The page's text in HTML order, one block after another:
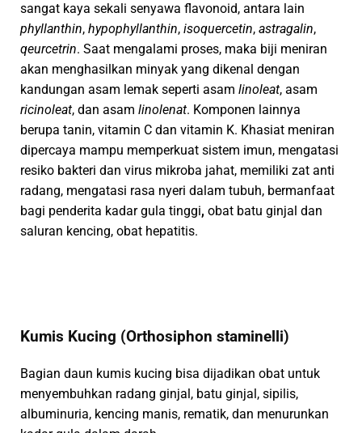
sangat kaya sekali senyawa flavonoid, antara lain
phyllanthin, hypophyllanthin, isoquercetin, astragalin,
qeurcetrin. Saat mengalami proses, maka biji meniran
akan menghasilkan minyak yang dikenal dengan
kandungan asam lemak seperti asam linoleat, asam
ricinoleat, dan asam linolenat. Komponen lainnya
berupa tanin, vitamin C dan vitamin K. Khasiat meniran
dipercaya mampu memperkuat sistem imun, mengatasi
resiko bakteri dan virus mikroba jahat, memiliki zat anti
radang, mengatasi rasa nyeri dalam tubuh, bermanfaat
bagi penderita kadar gula tinggi, obat batu ginjal dan
saluran kencing, obat hepatitis.
Kumis Kucing (Orthosiphon staminelli)
Bagian daun kumis kucing bisa dijadikan obat untuk
menyembuhkan radang ginjal, batu ginjal, sipilis,
albuminuria, kencing manis, rematik, dan menurunkan